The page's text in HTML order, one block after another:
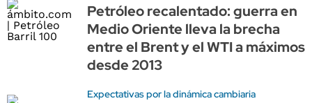
Petróleo recalentado: guerra en
Medio Oriente lleva la brecha
entre el Brent y el WTI a máximos
desde 2013
Expectativas por la dinámica cambiaria